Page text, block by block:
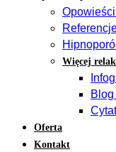
Więcej
Oferta
Kontakt